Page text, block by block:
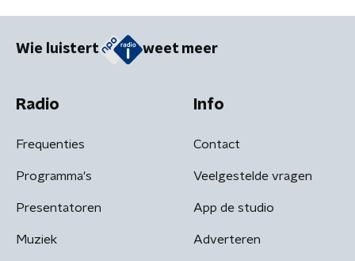
Wie luistert weet meer
Radio
Frequenties
Programma's
Presentatoren
Muziek
Info
Contact
Veelgestelde vragen
App de studio
Adverteren